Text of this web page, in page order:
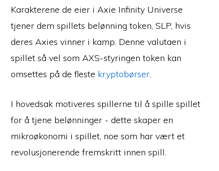
Karakterene de eier i Axie Infinity Universe
tjener dem spillets belønning token, SLP, hvis
deres Axies vinner i kamp. Denne valutaen i
spillet så vel som AXS-styringen token kan
omsettes på de fleste kryptobørser.
I hovedsak motiveres spillerne til å spille spillet
for å tjene belønninger - dette skaper en
mikroøkonomi i spillet, noe som har vært et
revolusjonerende fremskritt innen spill.